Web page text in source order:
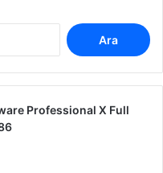
A
m
:
Professional X Full